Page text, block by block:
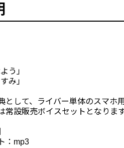
う」
み」
して、ライバー単体のスマホ用
設販売ボイスセットとなります
：mp3